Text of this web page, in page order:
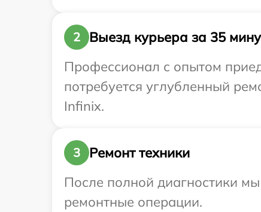
2
Выезд курьера за 35
Профессионал с опытом
потребуется углубленный
Infinix.
3
Ремонт техники
После полной диагностики
ремонтные операции.